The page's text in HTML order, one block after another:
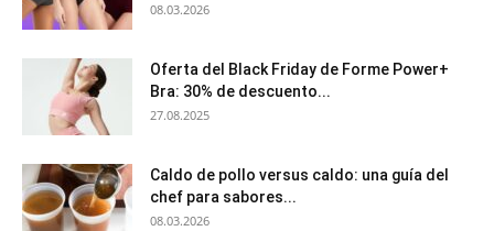
08.03.2026
Oferta del Black Friday de Forme Power+
Bra: 30% de descuento...
27.08.2025
Caldo de pollo versus caldo: una guía del
chef para sabores...
08.03.2026